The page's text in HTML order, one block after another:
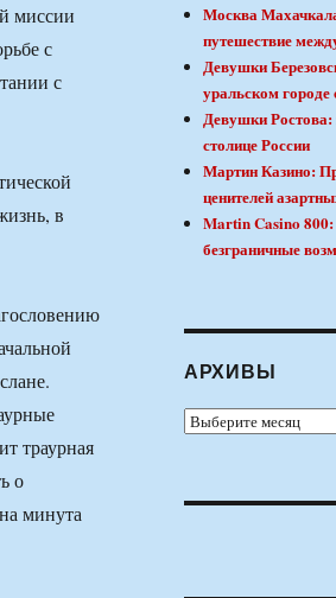
миссии
с
с
в
траурная
о
минута
Москва
путешествие
Девушки
уральском
Девушки
столице России
Мартин Казино:
ценителей
Martin Casino
безграничные
АРХИВЫ
Архивы